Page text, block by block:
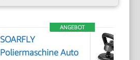
ANGEBOT
SOARFLY
Poliermaschine Auto